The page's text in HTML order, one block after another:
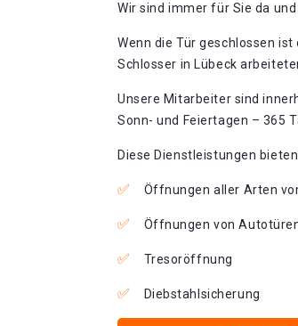
Wir sind immer für Sie da
Wenn die Tür geschlossen
Schlosser in Lübeck
Unsere Mitarbeiter sind
Sonn- und Feiertagen – 365
Diese Dienstleistungen
Öffnungen aller Arten
Öffnungen von
Tresoröffnung
Diebstahlsicherung